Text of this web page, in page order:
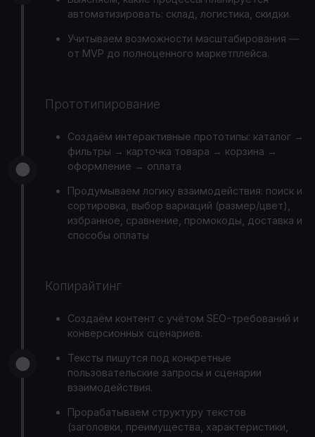
автоматизировать: склад, логистика, скидки.
Учитываем возможности масштабирования —
от MVP до полноценного маркетплейса.
Прототипирование
Создаём интерактивные прототипы: каталог →
фильтры → карточка товара → корзина →
оформление → оплата
Продумываем логику взаимодействия: поиск и
сортировка, выбор вариаций (размер/цвет),
избранное, сравнение, промокоды, доставка и
способы оплаты
Копирайтинг
Создаём контент с учётом SEO-требований и
конверсионных сценариев.
Тексты пишутся под конкретные
пользовательские запросы и сценарии
взаимодействия.
Прорабатываем структуру текстов
(заголовки, преимущества, характеристики,